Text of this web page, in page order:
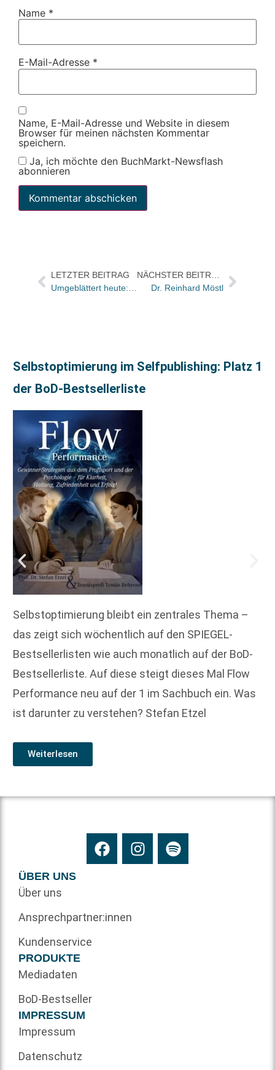
Name *
E-Mail-Adresse *
Name, E-Mail-Adresse und Website in diesem
Browser für meinen nächsten Kommentar
speichern.
Ja, ich möchte den BuchMarkt-Newsflash
abonnieren
LETZTER BEITRAG
Dr. Reinhard Möstl
Selbstoptimierung im Selfpublishing: Platz 1
der BoD-Bestsellerliste
Selbstoptimierung bleibt ein zentrales Thema –
das zeigt sich wöchentlich auf den SPIEGEL-
Bestsellerlisten wie auch monatlich auf der BoD-
Bestsellerliste. Auf diese steigt dieses Mal Flow
Performance neu auf der 1 im Sachbuch ein. Was
ist darunter zu verstehen? Stefan Etzel
Weiterlesen
ÜBER UNS
Über uns
Ansprechpartner:innen
Kundenservice
PRODUKTE
Mediadaten
BoD-Bestseller
IMPRESSUM
Impressum
Datenschutz